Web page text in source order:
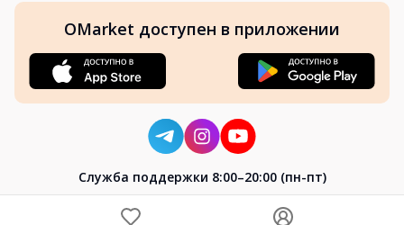
OMarket доступен в приложении
Cлужба поддержки 8:00–20:00 (пн-пт)